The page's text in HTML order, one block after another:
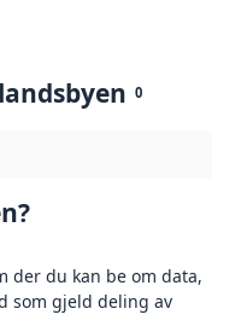
0
der du kan be om data,
som gjeld deling av